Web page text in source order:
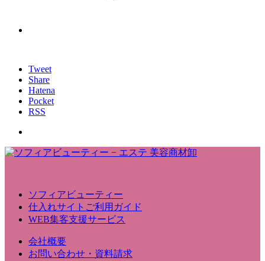
Tweet
Share
Hatena
Pocket
RSS
ソフィアビューティー
仕入れサイトご利用ガイド
WEB集客支援サービス
会社概要
お問い合わせ・資料請求